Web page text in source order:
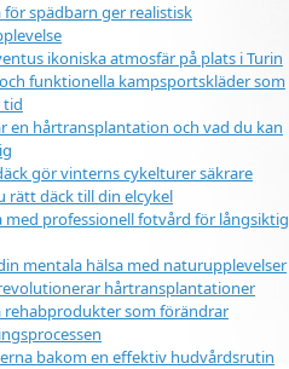
för spädbarn ger realistisk
ikoniska atmosfär på plats i Turin
funktionella kampsportskläder som
tid
en hårtransplantation och vad du kan
gör vinterns cykelturer säkrare
rätt däck till din elcykel
med professionell fotvård för långsiktig
mentala hälsa med naturupplevelser
hårtransplantationer
som förändrar
bakom en effektiv hudvårdsrutin